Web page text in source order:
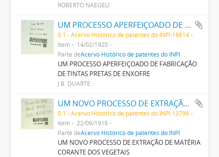
ROBERTO NAEGELI
UM PROCESSO APERFEIÇOADO DE FABRICAÇÃO DE TINTAS PRETAS DE ENXOFRE
0.1 - Acervo Histórico de patentes do INPI-16614
Item
14/02/1920
Parte deAcervo Histórico de patentes do INPI
UM PROCESSO APERFEIÇOADO DE FABRICAÇÃO
DE TINTAS PRETAS DE ENXOFRE
J.B. DUARTE
UM NOVO PROCESSO DE EXTRAÇÃO DE MATERIA CORANTE DOS VEGETAES
0.1 - Acervo Histórico de patentes do INPI-13796
Item
22/09/1916
Parte deAcervo Histórico de patentes do INPI
UM NOVO PROCESSO DE EXTRAÇÃO DE MATÉRIA
CORANTE DOS VEGETAIS